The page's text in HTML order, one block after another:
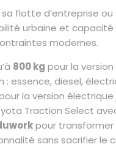
flotte d’entreprise
urbaine et capacité
modernes.
800 kg pour la
essence, diesel,
la version électrique
Traction Select
pour transformer
sans sacrifier